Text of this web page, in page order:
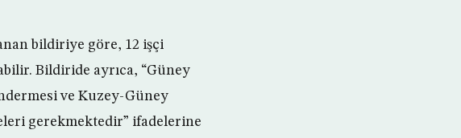
bildiriye göre, 12 işçi
Bildiride ayrıca, “Güney
ve Kuzey-Güney
gerekmektedir” ifadelerine